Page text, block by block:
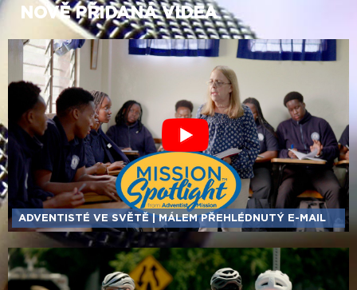
NOVĚ PŘIDANÁ VIDEA
ADVENTISTÉ VE SVĚTĚ | MÁLEM PŘEHLÉDNUTÝ E-MAIL